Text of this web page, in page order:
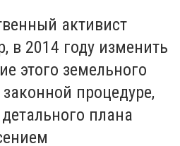
активист
в 2014 году изменить
этого земельного
процедуре,
плана